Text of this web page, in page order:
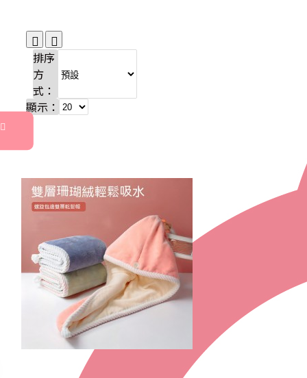
排序
方
式：
顯示：